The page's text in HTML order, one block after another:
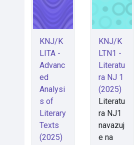
KNJ/K
LITA -
Advanc
ed
Analysi
s of
Literary
Texts
(2025)
KNJ/K
LTN1 -
Literatu
ra NJ 1
(2025)
Literatu
ra NJ1
navazuj
e na